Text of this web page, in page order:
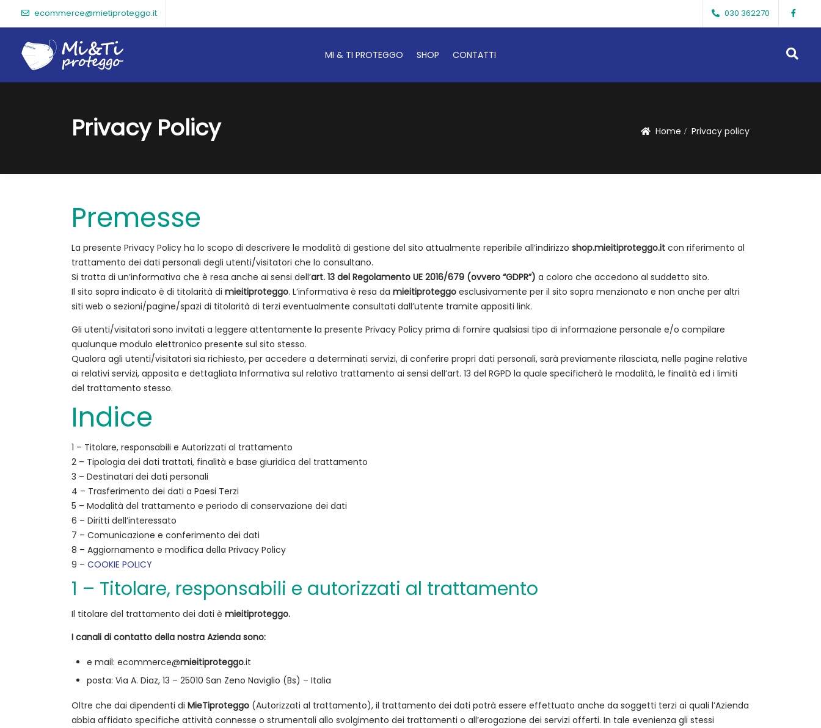
ecommerce@mietiproteggo.it 030 362270
MI & TI PROTEGGO SHOP CONTATTI
Privacy Policy Home Privacy policy
Premesse
La presente Privacy Policy ha lo scopo di descrivere le modalità di gestione del sito attualmente reperibile all’indirizzo shop.mieitiproteggo.it con riferimento al
trattamento dei dati personali degli utenti/visitatori che lo consultano.
Si tratta di un’informativa che è resa anche ai sensi dell’art. 13 del Regolamento UE 2016/679 (ovvero “GDPR”) a coloro che accedono al suddetto sito.
Il sito sopra indicato è di titolarità di mieitiproteggo. L’informativa è resa da mieitiproteggo esclusivamente per il sito sopra menzionato e non anche per altri
siti web o sezioni/pagine/spazi di titolarità di terzi eventualmente consultati dall’utente tramite appositi link.
Gli utenti/visitatori sono invitati a leggere attentamente la presente Privacy Policy prima di fornire qualsiasi tipo di informazione personale e/o compilare
qualunque modulo elettronico presente sul sito stesso.
Qualora agli utenti/visitatori sia richiesto, per accedere a determinati servizi, di conferire propri dati personali, sarà previamente rilasciata, nelle pagine relative
ai relativi servizi, apposita e dettagliata Informativa sul relativo trattamento ai sensi dell’art. 13 del RGPD la quale specificherà le modalità, le finalità ed i limiti
del trattamento stesso.
Indice
1 – Titolare, responsabili e Autorizzati al trattamento
2 – Tipologia dei dati trattati, finalità e base giuridica del trattamento
3 – Destinatari dei dati personali
4 – Trasferimento dei dati a Paesi Terzi
5 – Modalità del trattamento e periodo di conservazione dei dati
6 – Diritti dell’interessato
7 – Comunicazione e conferimento dei dati
8 – Aggiornamento e modifica della Privacy Policy
9 – COOKIE POLICY
1 – Titolare, responsabili e autorizzati al trattamento
Il titolare del trattamento dei dati è mieitiproteggo.
I canali di contatto della nostra Azienda sono:
e mail: ecommerce@mieitiproteggo.it
posta: Via A. Diaz, 13 – 25010 San Zeno Naviglio (Bs) – Italia
Oltre che dai dipendenti di MieTiproteggo (Autorizzati al trattamento), il trattamento dei dati potrà essere effettuato anche da soggetti terzi ai quali l’Azienda
abbia affidato specifiche attività connesse o strumentali allo svolgimento dei trattamenti o all’erogazione dei servizi offerti. In tale evenienza gli stessi